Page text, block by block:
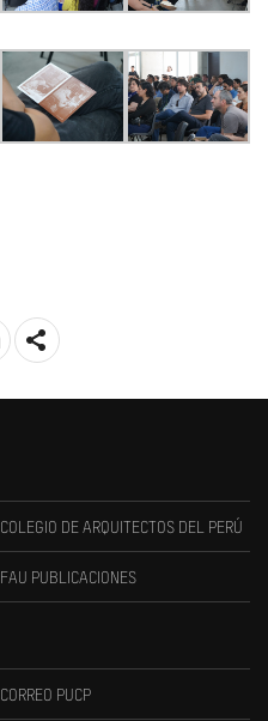
COLEGIO DE ARQUITECTOS DEL PERÚ
FAU PUBLICACIONES
CORREO PUCP